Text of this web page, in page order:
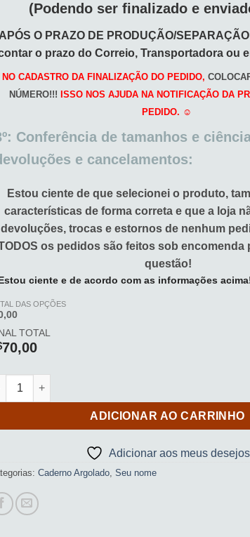
(Podendo ser finalizado e
O PRAZO DE PRODUÇÃO/
o prazo do Correio, Transportadora ou
NO CADASTRO DA FINALIZAÇÃO DO PEDIDO,
NÚMERO!!! ISSO NOS AJUDA NA NOTIFICAÇÃO DA
PEDIDO. ☺️
Conferência de tamanhos e
e cancelamentos:
Estou ciente de que selecionei o produto,
características de forma correta e que a loja
devoluções, trocas e estornos de nenhum
os pedidos são feitos sob encomenda
questão!
ciente e de acordo com as informações
DAS OPÇÕES
TOTAL
70,00
Argolado (Girassol 02) quantidade
ADICIONAR AO CARRINHO
Adicionar aos meus desejos
Caderno Argolado Seu nome